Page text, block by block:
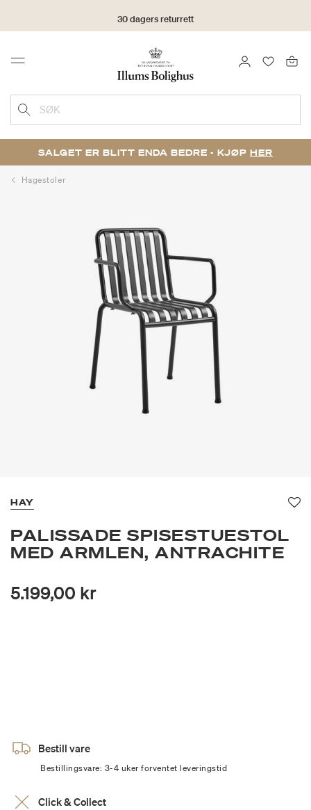
30 dagers returrett
Menu LOGG INN
SØK
SALGET ER BLITT ENDA BEDRE - KJØP HER
Hagestoler
HAY
PALISSADE SPISESTUESTOL
MED ARMLEN, ANTRACHITE
5.199,00 kr
Bestill vare
Bestillingsvare: 3-4 uker forventet leveringstid
Click & Collect